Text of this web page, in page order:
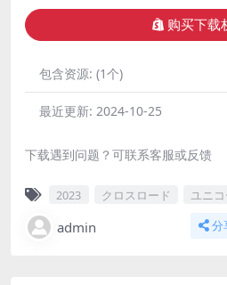
购买下载
包含资源: (1个)
最近更新: 2024-10-25
下载遇到问题？可联系客服或反馈
2023 クロスロード ユニ
admin 分